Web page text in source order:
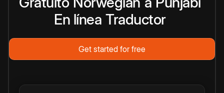
En línea Traductor
Get started for free